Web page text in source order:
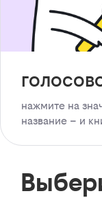
нажмите на
название – и